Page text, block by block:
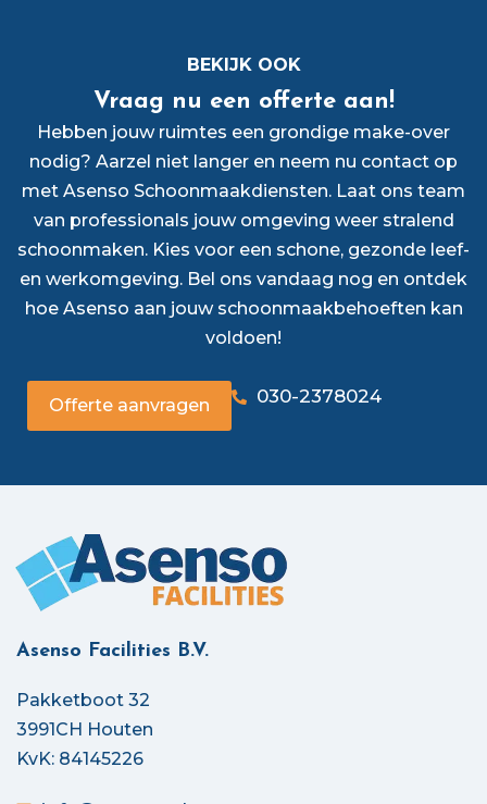
BEKIJK OOK
Vraag nu een offerte aan!
Hebben jouw ruimtes een grondige make-over
nodig? Aarzel niet langer en neem nu contact op
met Asenso Schoonmaakdiensten. Laat ons team
van professionals jouw omgeving weer stralend
schoonmaken. Kies voor een schone, gezonde leef-
en werkomgeving. Bel ons vandaag nog en ontdek
hoe Asenso aan jouw schoonmaakbehoeften kan
voldoen!
Offerte aanvragen 030-2378024
Asenso Facilities B.V.
Pakketboot 32
3991CH Houten
KvK: 84145226